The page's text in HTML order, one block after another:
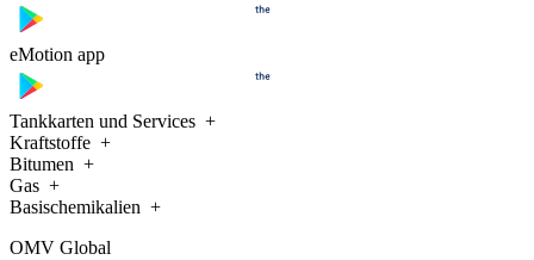
eMotion app
Tankkarten und Services
Kraftstoffe
Bitumen
Gas
Basischemikalien
OMV Global